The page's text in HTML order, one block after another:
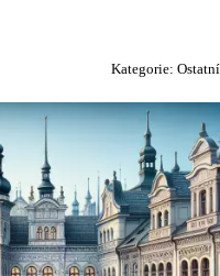
Kategorie: Ostatní